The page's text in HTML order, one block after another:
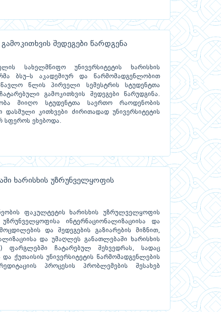
შედეგები წარდგენა
სახელმწიფო უნივერსიტეტის ხარისხის
ბსუ–ს აკადემიურ და წარმომადგენლობით
წლის პირველი სემესტრის სტუდენტთა
გამოკითხვის შედეგები წარუდგინა.
მიიღო სტუდენტთა საერთო რაოდენობის
დასმული კითხვები ძირითადად უნივერსიტეტის
სფეროს ეხებოდა.
ხარისხის უზრუნველყოფის
ფაკულტეტის ხარისხის უზრულველყოფის
ინტერნაციონალიზაციისა და
და შედეგების გაზიარების მიზნით,
და უმაღლეს განათლებაში ხარისხის
ფარგლებში ჩატარებულ შეხვედრას, სადაც
ქუთაისის უნივერსიტეტის წარმომადგენლების
პროცესის პრობლემების შესახებ